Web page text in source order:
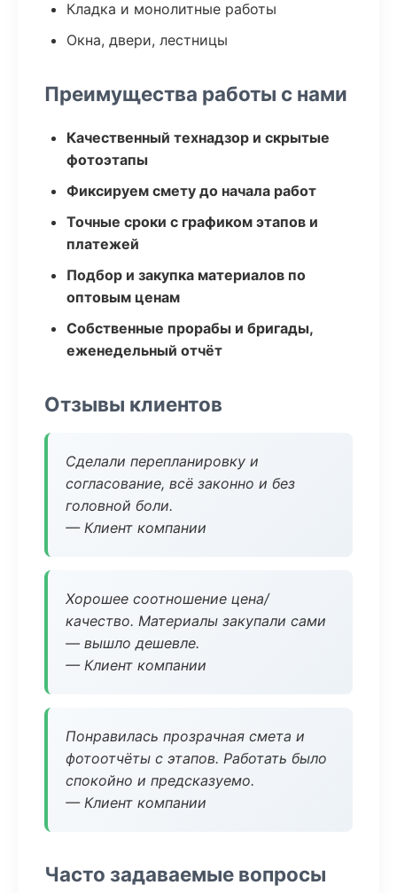
Кладка и монолитные работы
Окна, двери, лестницы
Преимущества работы с нами
Качественный технадзор и скрытые
фотоэтапы
Фиксируем смету до начала работ
Точные сроки с графиком этапов и
платежей
Подбор и закупка материалов по
оптовым ценам
Собственные прорабы и бригады,
еженедельный отчёт
Отзывы клиентов
Сделали перепланировку и
согласование, всё законно и без
головной боли.
— Клиент компании
Хорошее соотношение цена/
качество. Материалы закупали сами
— вышло дешевле.
— Клиент компании
Понравилась прозрачная смета и
фотоотчёты с этапов. Работать было
спокойно и предсказуемо.
— Клиент компании
Часто задаваемые вопросы